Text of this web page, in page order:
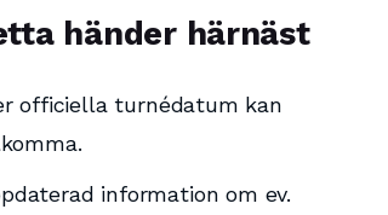
händer härnäst
officiella turnédatum kan
information om ev.